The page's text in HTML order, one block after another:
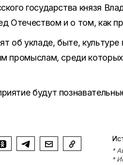
государства князя
Отечеством и о том, как
об укладе, быте,
промыслам, среди
будут
*
*